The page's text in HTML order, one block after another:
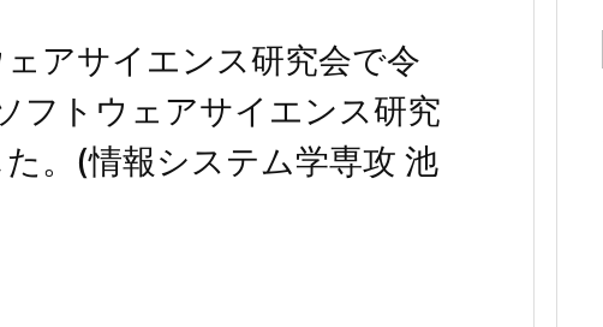
アサイエンス研究会で令
フトウェアサイエンス研究
。(情報システム学専攻 池